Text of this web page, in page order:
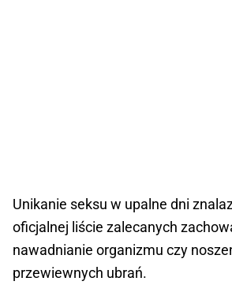
Unikanie seksu w upalne dni
oficjalnej liście zalecanych
nawadnianie organizmu czy
przewiewnych ubrań.